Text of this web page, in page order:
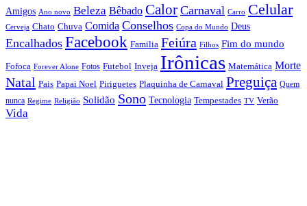
Amigos Ano novo Beleza Bêbado Calor Carnaval Carro Celular
Cerveja Chato Chuva Comida Conselhos Copa do Mundo Deus
Encalhados Facebook Familia Feiúra Filhos Fim do mundo
Fofoca Forever Alone Fotos Futebol Inveja Irônicas Matemática Morte
Natal Pais Papai Noel Piriguetes Plaquinha de Carnaval Preguiça Quem
nunca Regime Religião Solidão Sono Tecnologia Tempestades TV Verão
Vida